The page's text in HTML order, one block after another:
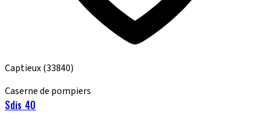
Captieux(33840)
Caserne de pompiers
Sdis 40